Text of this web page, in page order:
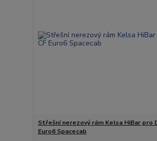
Střešní nerezový rám Kelsa HiBar pro
Euro6 Spacecab